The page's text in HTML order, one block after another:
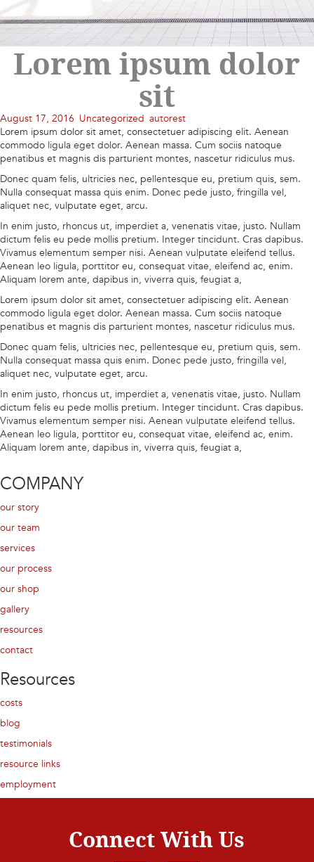
Lorem ipsum dolor
sit
August 17, 2016 Uncategorized autorest
Lorem ipsum dolor sit amet, consectetuer adipiscing elit. Aenean
commodo ligula eget dolor. Aenean massa. Cum sociis natoque
penatibus et magnis dis parturient montes, nascetur ridiculus mus.
Donec quam felis, ultricies nec, pellentesque eu, pretium quis, sem.
Nulla consequat massa quis enim. Donec pede justo, fringilla vel,
aliquet nec, vulputate eget, arcu.
In enim justo, rhoncus ut, imperdiet a, venenatis vitae, justo. Nullam
dictum felis eu pede mollis pretium. Integer tincidunt. Cras dapibus.
Vivamus elementum semper nisi. Aenean vulputate eleifend tellus.
Aenean leo ligula, porttitor eu, consequat vitae, eleifend ac, enim.
Aliquam lorem ante, dapibus in, viverra quis, feugiat a,
Lorem ipsum dolor sit amet, consectetuer adipiscing elit. Aenean
commodo ligula eget dolor. Aenean massa. Cum sociis natoque
penatibus et magnis dis parturient montes, nascetur ridiculus mus.
Donec quam felis, ultricies nec, pellentesque eu, pretium quis, sem.
Nulla consequat massa quis enim. Donec pede justo, fringilla vel,
aliquet nec, vulputate eget, arcu.
In enim justo, rhoncus ut, imperdiet a, venenatis vitae, justo. Nullam
dictum felis eu pede mollis pretium. Integer tincidunt. Cras dapibus.
Vivamus elementum semper nisi. Aenean vulputate eleifend tellus.
Aenean leo ligula, porttitor eu, consequat vitae, eleifend ac, enim.
Aliquam lorem ante, dapibus in, viverra quis, feugiat a,
COMPANY
our story
our team
services
our process
our shop
gallery
resources
contact
Resources
costs
blog
testimonials
resource links
employment
Connect With Us